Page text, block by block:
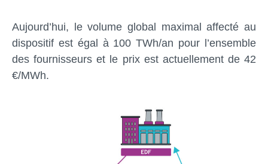
Aujourd’hui, le volume global maximal affecté au
dispositif est égal à 100 TWh/an pour l’ensemble
des fournisseurs et le prix est actuellement de 42
€/MWh.